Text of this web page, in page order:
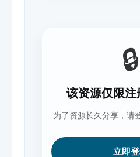
🔒
该资源仅限注
为了资源长久分享，请
立即